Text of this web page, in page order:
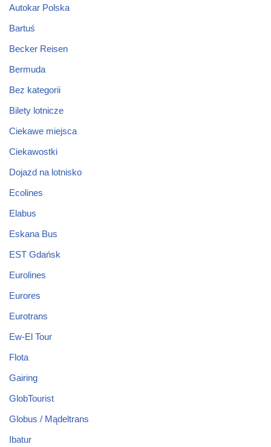
Autokar Polska
Bartuś
Becker Reisen
Bermuda
Bez kategorii
Bilety lotnicze
Ciekawe miejsca
Ciekawostki
Dojazd na lotnisko
Ecolines
Elabus
Eskana Bus
EST Gdańsk
Eurolines
Eurores
Eurotrans
Ew-El Tour
Flota
Gairing
GlobTourist
Globus / Mądeltrans
Ibatur